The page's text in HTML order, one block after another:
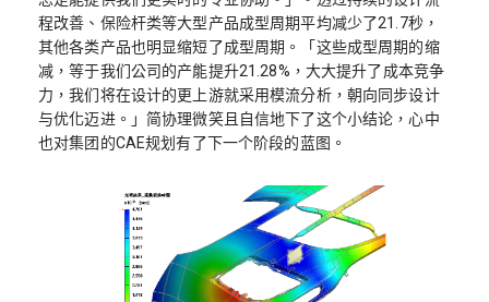
程改善、保险杆类等大型产品成型周期平均减少了21.7秒，
其他各类产品也明显缩短了成型周期。「这些成型周期的缩
减，等于我们公司的产能提升21.28%，大大提升了成本竞争
力，我们将在设计的更上游就采用模流分析，朝向同步设计
与优化迈进。」简协理微笑且自信地下了这个小结论，心中
也对集团的CAE规划有了下一个阶段的蓝图。